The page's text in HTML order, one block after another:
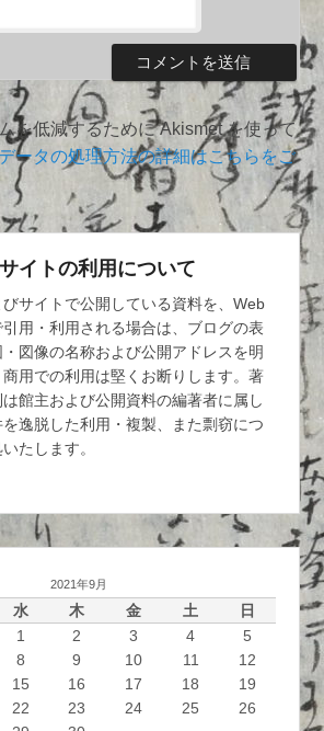
を低減するために Akismet を使って
ータの処理方法の詳細はこちらをご
イトの利用について
サイトで公開している資料を、Web
用・利用される場合は、ブログの表
図像の名称および公開アドレスを明
用での利用は堅くお断りします。著
館主および公開資料の編著者に属し
逸脱した利用・複製、また剽窃につ
たします。
2021年9月
水 木 金 土
日
1
2 3 4
5
8 9 10 11
12
15 16 17 18
19
22 23 24 25
26